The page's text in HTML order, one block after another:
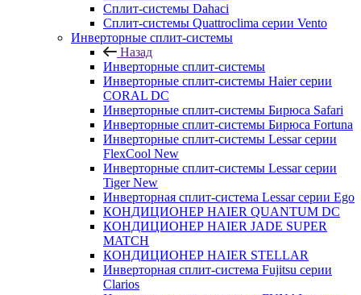
Сплит-системы Dahaci
Сплит-системы Quattroclima серии Vento
Инверторные сплит-системы
Назад
Инверторные сплит-системы
Инверторные сплит-системы Haier серии
CORAL DC
Инверторные сплит-системы Бирюса Safari
Инверторные сплит-системы Бирюса Fortuna
Инверторные сплит-системы Lessar серии
FlexCool New
Инверторные сплит-системы Lessar серии
Tiger New
Инверторная сплит-система Lessar серии Ego
КОНДИЦИОНЕР HAIER QUANTUM DC
КОНДИЦИОНЕР HAIER JADE SUPER
MATCH
КОНДИЦИОНЕР HAIER STELLAR
Инверторная сплит-система Fujitsu серии
Clarios